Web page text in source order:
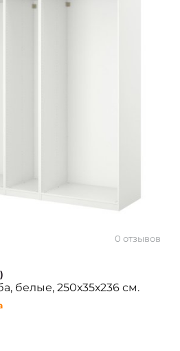
0 отзывов
белые, 250х35х236 см.